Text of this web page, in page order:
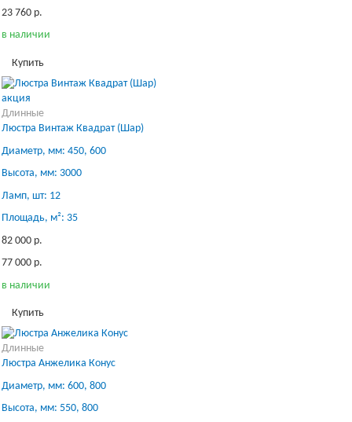
23 760 р.
в наличии
Купить
акция
Длинные
Люстра Винтаж Квадрат (Шар)
Диаметр, мм: 450, 600
Высота, мм: 3000
Ламп, шт: 12
Площадь, м²: 35
82 000 р.
77 000 р.
в наличии
Купить
Длинные
Люстра Анжелика Конус
Диаметр, мм: 600, 800
Высота, мм: 550, 800